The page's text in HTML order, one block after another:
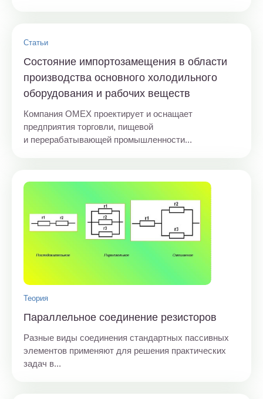
Статьи
Состояние импортозамещения в области
производства основного холодильного
оборудования и рабочих веществ
Компания OMEX проектирует и оснащает
предприятия торговли, пищевой
и перерабатывающей промышленности...
Теория
Параллельное соединение резисторов
Разные виды соединения стандартных пассивных
элементов применяют для решения практических
задач в...